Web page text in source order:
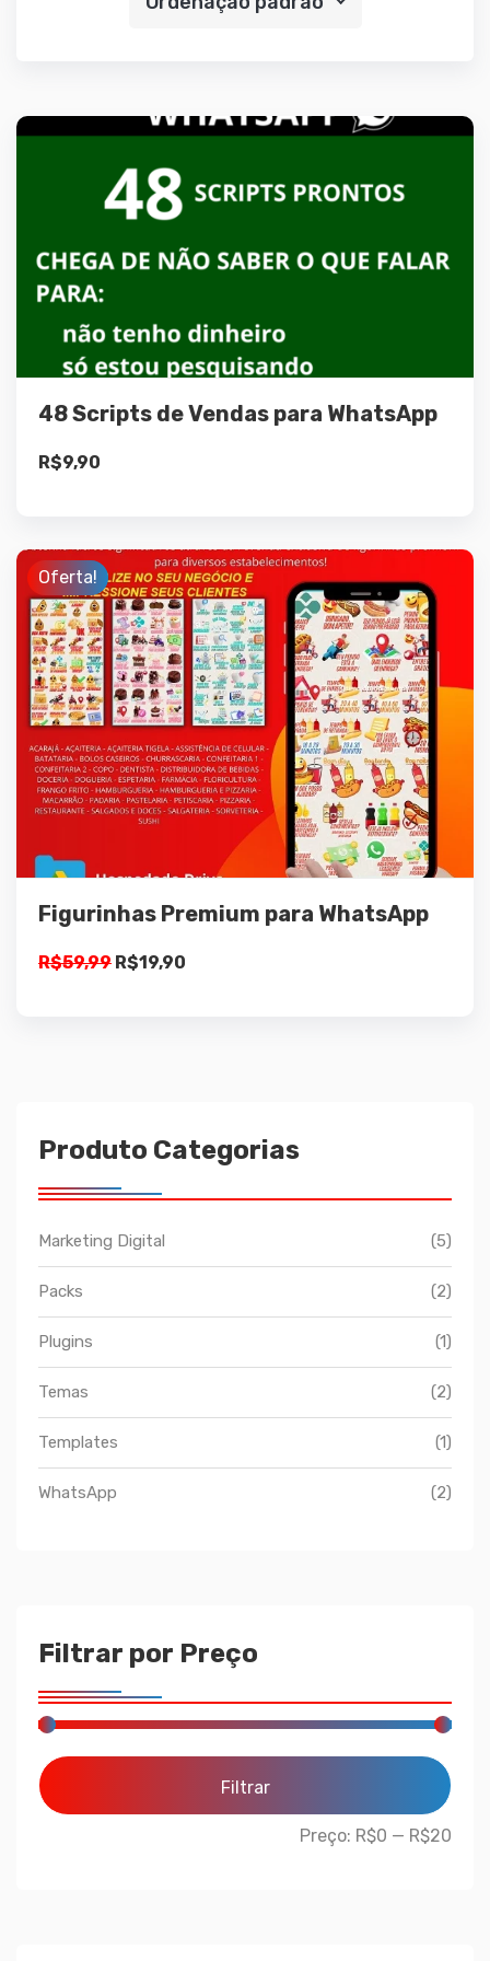
Produto Categorias
Marketing Digital (5)
Packs (2)
Plugins (1)
Temas (2)
Templates (1)
WhatsApp (2)
Filtrar por Preço
Filtrar
Preço: R$0 — R$20
48 Scripts de Vendas para WhatsApp
R$9,90
Detalhes
Adicionar ao
carrinho
Oferta!
Figurinhas Premium para WhatsApp
R$59,99 O
R$19,90
Detalhes
Adicionar ao
carrinho